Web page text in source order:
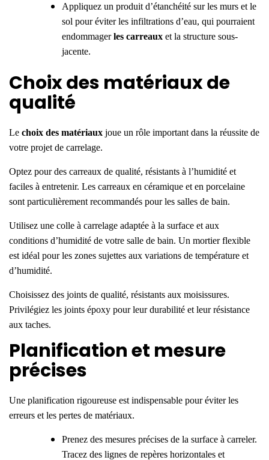
Appliquez un produit d’étanchéité sur les murs et le
sol pour éviter les infiltrations d’eau, qui pourraient
endommagerles carreaux et la structure sous-
jacente.
Choix des matériaux de
qualité
Le choix des matériaux joue un rôle important dans la réussite de
votre projet de carrelage.
Optez pour des carreaux de qualité, résistants à l’humidité et
faciles à entretenir. Les carreaux en céramique et en porcelaine
sont particulièrement recommandés pourles salles de bain.
Utilisez une colle à carrelage adaptée à la surface et aux
conditions d’humidité de votre salle de bain. Un mortier flexible
est idéal pour les zones sujettes aux variations de température et
d’humidité.
Choisissez des joints de qualité, résistants aux moisissures.
Privilégiez les joints époxy pour leur durabilité et leur résistance
aux taches.
Planification et mesure
précises
Une planification rigoureuse est indispensable pour éviter les
erreurs et les pertes de matériaux.
Prenez des mesures précises de la surface à carreler.
Tracez des lignes de repères horizontales et